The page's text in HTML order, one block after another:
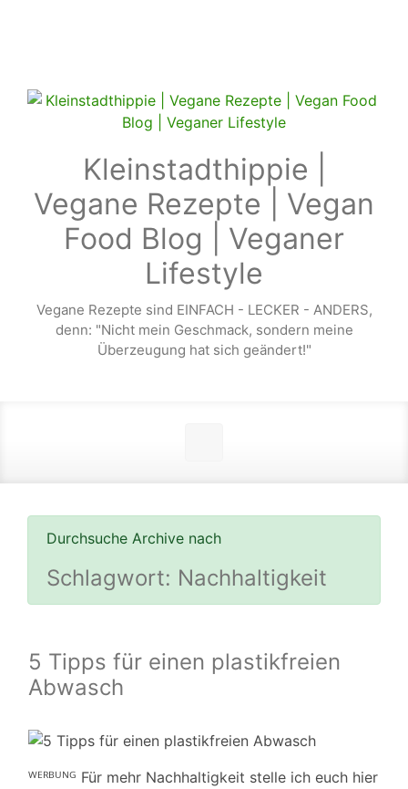
Kleinstadthippie |
Vegane Rezepte | Vegan
Food Blog | Veganer
Lifestyle
Vegane Rezepte sind EINFACH - LECKER - ANDERS,
denn: "Nicht mein Geschmack, sondern meine
Überzeugung hat sich geändert!"
Durchsuche Archive nach
Schlagwort: Nachhaltigkeit
5 Tipps für einen plastikfreien
Abwasch
ᵂᴱᴿᴮᵁᴺᴳ Für mehr Nachhaltigkeit stelle ich euch hier